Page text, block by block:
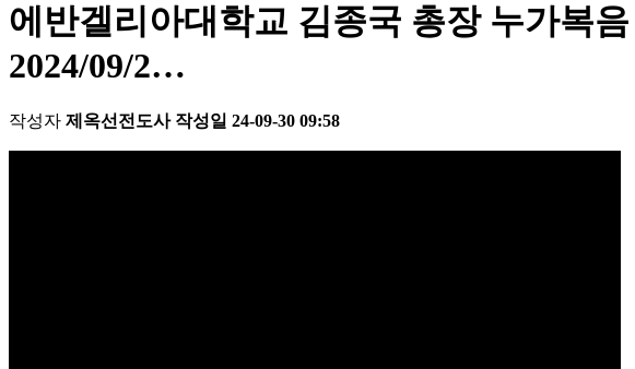
에반겔리아대학교 김종국 총장 누가복
2024/09/2…
작성자 제옥선전도사 작성일 24-09-30 09:58